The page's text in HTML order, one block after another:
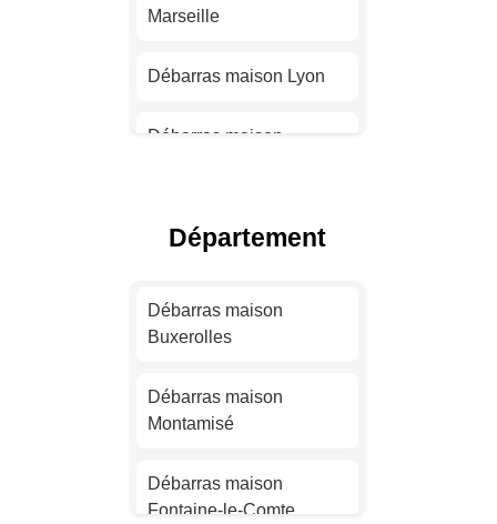
Marseille
Débarras maison Lyon
Débarras maison
Débarras maison Nice
Débarras maison
Débarras maison
Débarras maison
Département
Débarras maison
Buxerolles
Débarras maison
Montamisé
Débarras maison
Fontaine-le-Comte